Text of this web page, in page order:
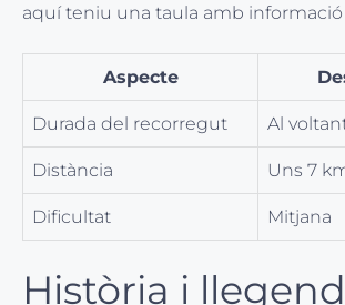
aquí teniu una taula amb
Aspecte
Durada del recorregut Al
Distància Uns 7
Dificultat Mitjana
Història i